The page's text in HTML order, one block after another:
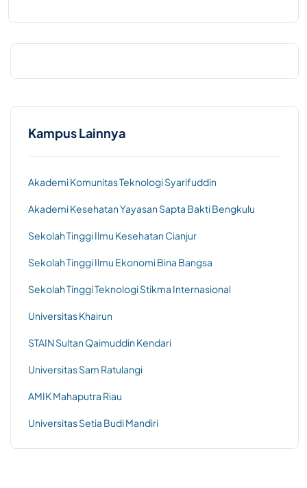
Kampus Lainnya
Akademi Komunitas Teknologi Syarifuddin
Akademi Kesehatan Yayasan Sapta Bakti Bengkulu
Sekolah Tinggi Ilmu Kesehatan Cianjur
Sekolah Tinggi Ilmu Ekonomi Bina Bangsa
Sekolah Tinggi Teknologi Stikma Internasional
Universitas Khairun
STAIN Sultan Qaimuddin Kendari
Universitas Sam Ratulangi
AMIK Mahaputra Riau
Universitas Setia Budi Mandiri